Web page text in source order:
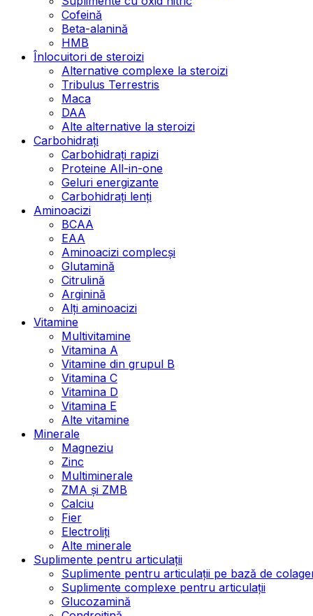
Cofeină
Beta-alanină
HMB
Înlocuitori de steroizi
Alternative complexe la steroizi
Tribulus Terrestris
Maca
DAA
Alte alternative la steroizi
Carbohidrați
Carbohidrați rapizi
Proteine All-in-one
Geluri energizante
Carbohidrați lenți
Aminoacizi
BCAA
EAA
Aminoacizi complecși
Glutamină
Citrulină
Arginină
Alți aminoacizi
Vitamine
Multivitamine
Vitamina A
Vitamine din grupul B
Vitamina C
Vitamina D
Vitamina E
Alte vitamine
Minerale
Magneziu
Zinc
Multiminerale
ZMA și ZMB
Calciu
Fier
Electroliți
Alte minerale
Suplimente pentru articulații
Suplimente pentru articulații pe bază de
Suplimente complexe pentru articulații
Glucozamină